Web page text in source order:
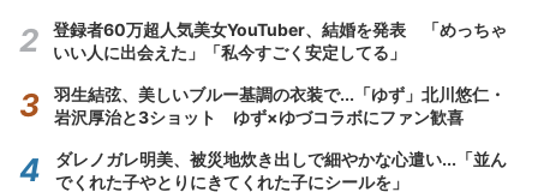
登録者60万超人気美女YouTuber、結婚を発表 「めっちゃ
いい人に出会えた」「私今すごく安定してる」
羽生結弦、美しいブルー基調の衣装で...「ゆず」北川悠仁・
岩沢厚治と3ショット ゆず×ゆづコラボにファン歓喜
ダレノガレ明美、被災地炊き出しで細やかな心遣い...「並ん
でくれた子やとりにきてくれた子にシールを」